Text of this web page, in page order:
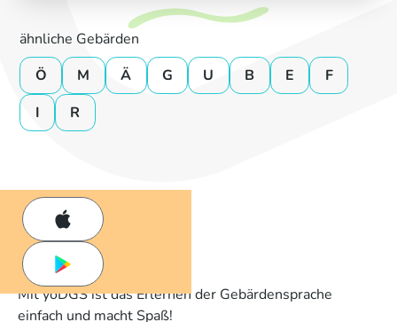
ähnliche Gebärden
Ö
M Ä G U B E
F
I
R
Mit yoDGS ist das Erlernen der Gebärdensprache
einfach und macht Spaß!